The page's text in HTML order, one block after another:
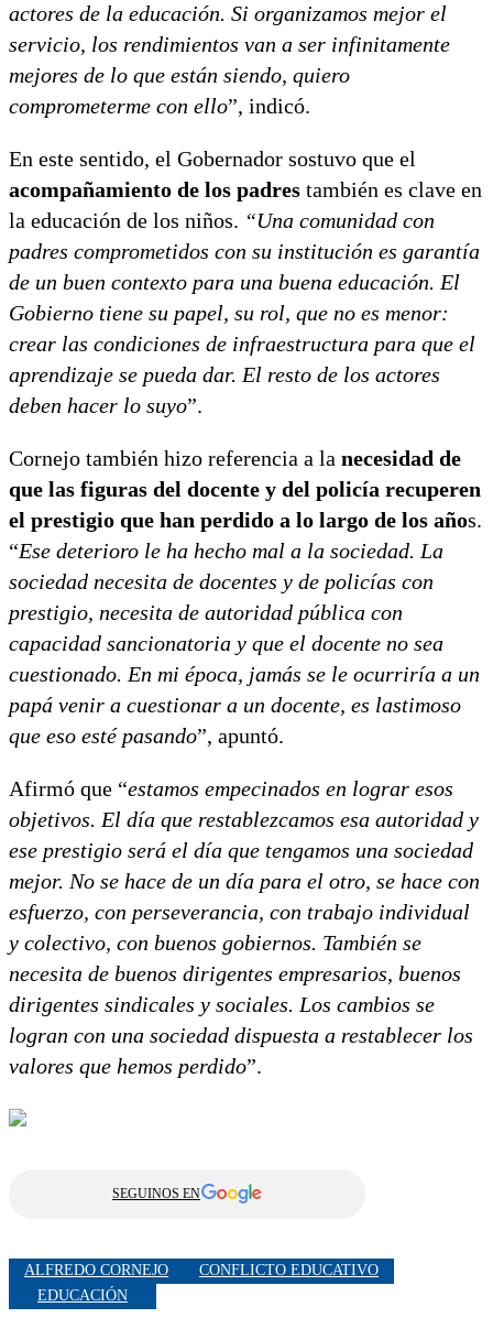
actores de la educación. Si organizamos mejor el
servicio, los rendimientos van a ser infinitamente
mejores de lo que están siendo, quiero
comprometerme con ello”, indicó.
En este sentido, el Gobernador sostuvo que el
acompañamiento de los padres también es clave en
la educación de los niños. “Una comunidad con
padres comprometidos con su institución es garantía
de un buen contexto para una buena educación. El
Gobierno tiene su papel, su rol, que no es menor:
crear las condiciones de infraestructura para que el
aprendizaje se pueda dar. El resto de los actores
deben hacer lo suyo”.
Cornejo también hizo referencia a la necesidad de
que las figuras del docente y del policía recuperen
el prestigio que han perdido a lo largo de los años.
“Ese deterioro le ha hecho mal a la sociedad. La
sociedad necesita de docentes y de policías con
prestigio, necesita de autoridad pública con
capacidad sancionatoria y que el docente no sea
cuestionado. En mi época, jamás se le ocurriría a un
papá venir a cuestionar a un docente, es lastimoso
que eso esté pasando”, apuntó.
Afirmó que “estamos empecinados en lograr esos
objetivos. El día que restablezcamos esa autoridad y
ese prestigio será el día que tengamos una sociedad
mejor. No se hace de un día para el otro, se hace con
esfuerzo, con perseverancia, con trabajo individual
y colectivo, con buenos gobiernos. También se
necesita de buenos dirigentes empresarios, buenos
dirigentes sindicales y sociales. Los cambios se
logran con una sociedad dispuesta a restablecer los
valores que hemos perdido”.
SEGUINOS EN
ALFREDO CORNEJO
CONFLICTO EDUCATIVO
EDUCACIÓN